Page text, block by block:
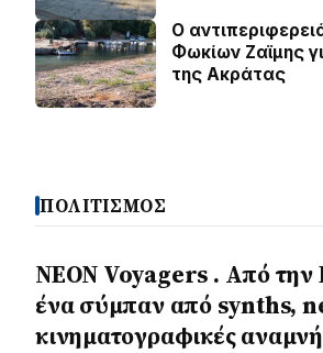
O
Φωκίων Ζαϊμης
της Ακράτας
ΠΟΛΙΤΙΣΜΟΣ
NEON Voyagers . Από την
ένα σύμπαν από synths,
κινηματογραφικές